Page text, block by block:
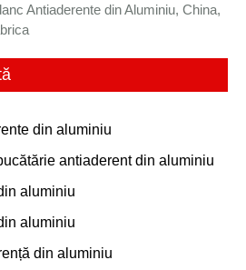
Antiaderente din Aluminiu, China,
din aluminiu
antiaderent din aluminiu
aluminiu
aluminiu
din aluminiu